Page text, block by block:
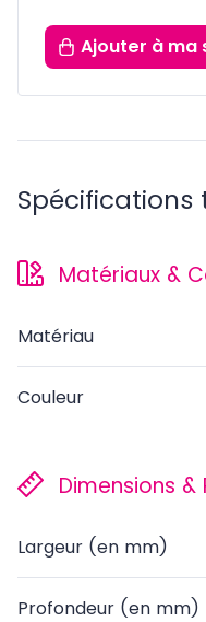
Ajouter à ma
Spécifications
Matériaux &
Matériau
Couleur
Dimensions &
Largeur (en mm)
Profondeur (en mm)